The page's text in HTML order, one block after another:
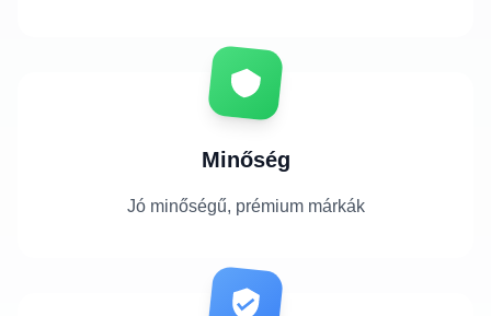
Minőség
Jó minőségű, prémium márkák